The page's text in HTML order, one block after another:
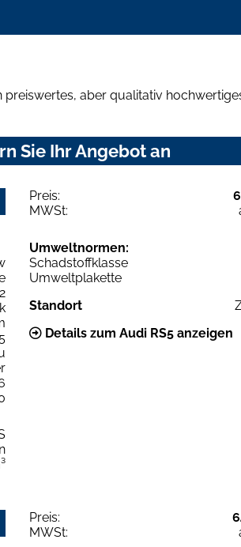
aber qualitativ
Sie Ihr Angebot an
Preis:
MWSt:
5
Umweltnormen:
Schadstoffklasse
Umweltplakette
Standort
Details zum Audi RS5 anzeigen
Preis:
MWSt: